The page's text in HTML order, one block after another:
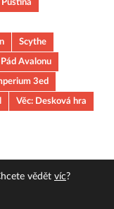
Pustina
Scythe
Avalonu
3ed
Věc: Desková hra
vědět víc?